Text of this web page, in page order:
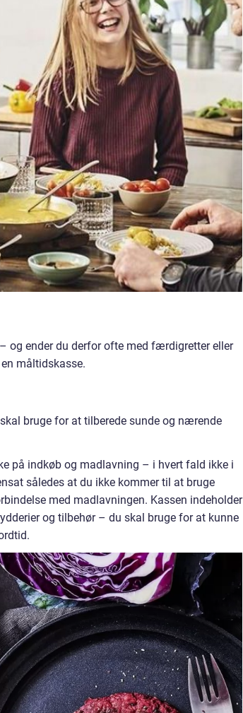
og ender du derfor ofte med færdigretter eller
måltidskasse.
bruge for at tilberede sunde og nærende
på indkøb og madlavning – i hvert fald ikke i
således at du ikke kommer til at bruge
med madlavningen. Kassen indeholder
og tilbehør – du skal bruge for at kunne